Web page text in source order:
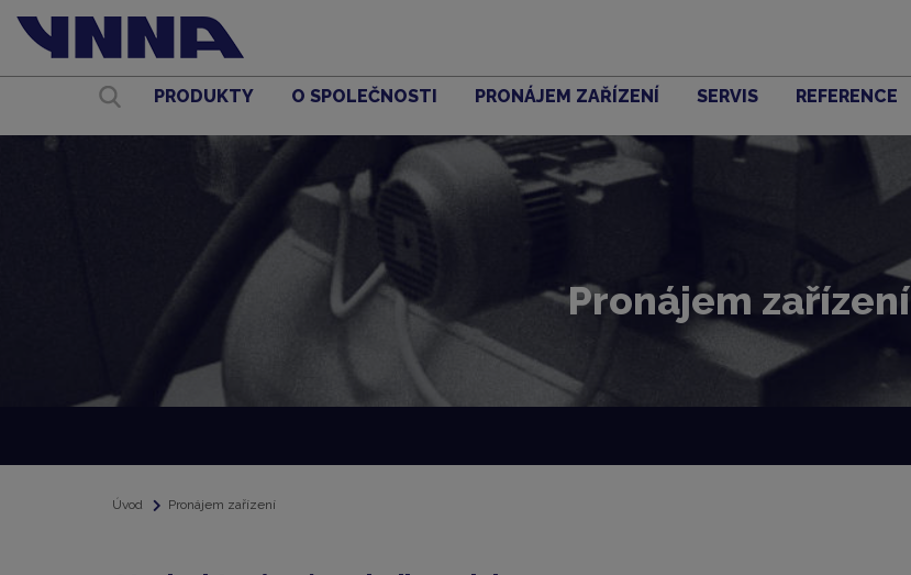
PRODUKTY O SPOLEČNOSTI PRONÁJEM ZAŘÍZENÍ SERVIS REFERENCE
Pronájem zařízení
Úvod Pronájem zařízení